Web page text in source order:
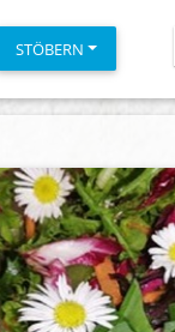
STÖBERN